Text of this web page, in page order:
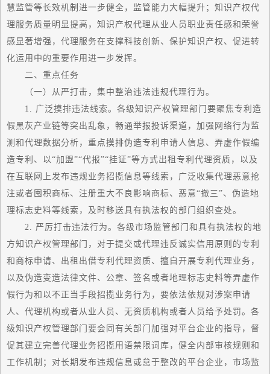
慧监管等长效机制进一步健全，监管能力大幅提升；知识产权代
理服务质量明显提高，知识产权代理从业人员职业责任感和荣誉
感显著增强，代理服务在支撑科技创新、保护知识产权、促进转
化运用中的重要作用进一步发挥。
二、重点任务
（一）从严打击，集中整治违法违规代理行为。
1. 广泛摸排违法线索。各级知识产权管理部门要聚焦专利造
假黑灰产业链等突出乱象，畅通举报投诉渠道，加强网络行为监
测和代理数据分析，重点摸排伪造专利申请人信息、弄虚作假编
造专利、以“加盟”“代报”“挂证”等方式出租专利代理资质，以及
在互联网上发布违规业务招揽信息等线索，广泛收集代理恶意抢
注或者囤积商标、注册重大不良影响商标、恶意“撤三”、伪造地
理标志史料等线索，及时移送具有执法权的部门组织查处。
2. 严厉打击违法行为。各级市场监管部门和具有执法权的地
方知识产权管理部门，对于提交或代理违反诚实信用原则的专利
和商标申请、出租出借专利代理资质、擅自开展专利代理业务，
以及伪造变造法律文件、公章、签名或者地理标志史料等弄虚作
假行为和以不正当手段招揽业务行为，要依法依规对涉案申请
人、代理机构或者从业人员、无资质机构或者人员给予处罚。各
级知识产权管理部门要会同有关部门加强对平台企业的指导，督
促其建立完善代理业务招揽用语禁限词库，健全内部审核规则和
工作机制；对长期发布违规信息或怠于整改的平台企业，市场监